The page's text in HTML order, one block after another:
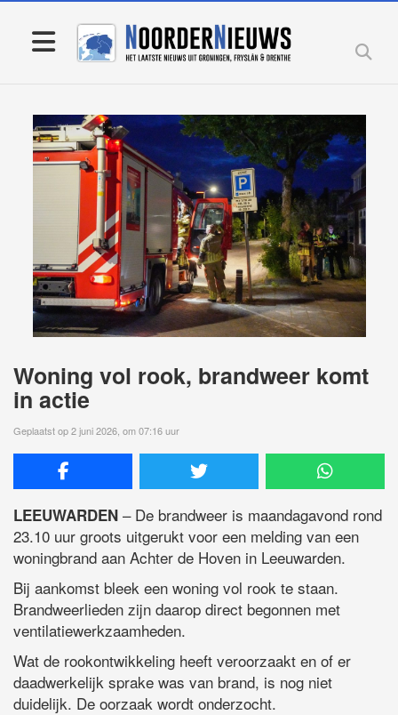
Woning vol rook, brandweer komt
in actie
Geplaatst op 2 juni 2026, om 07:16 uur
LEEUWARDEN – De brandweer is maandagavond rond
23.10 uur groots uitgerukt voor een melding van een
woningbrand aan Achter de Hoven in Leeuwarden.
Bij aankomst bleek een woning vol rook te staan.
Brandweerlieden zijn daarop direct begonnen met
ventilatiewerkzaamheden.
Wat de rookontwikkeling heeft veroorzaakt en of er
daadwerkelijk sprake was van brand, is nog niet
duidelijk. De oorzaak wordt onderzocht.